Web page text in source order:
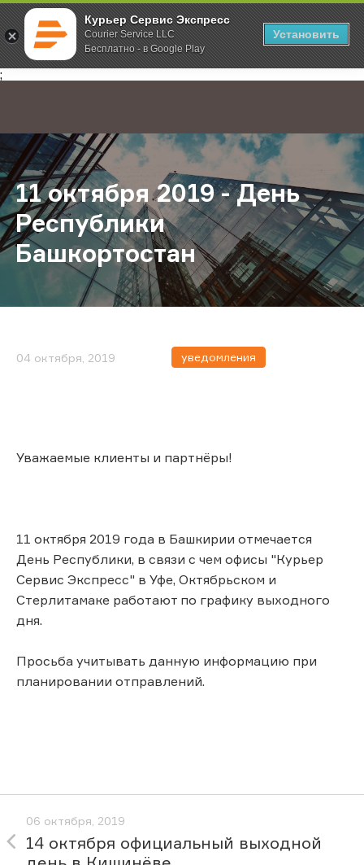
Курьер Сервис Экспресс
Courier Service LLC
Бесплатно - в Google Play
Установить
;
Главная О компании Новости 11 октября 2019 - День
11 октября 2019 - День
Республики
Башкортостан
04 октября, 2019 уведомления
Уважаемые клиенты и партнёры!
11 октября 2019 года в Башкирии отмечается
День Республики, в связи с чем офисы "Курьер
Сервис Экспресс" в Уфе, Октябрьском и
Стерлитамаке работают по графику выходного
дня.
Просьба учитывать данную информацию при
планировании отправлений.
06 октября, 2019
14 октября официальный выходной